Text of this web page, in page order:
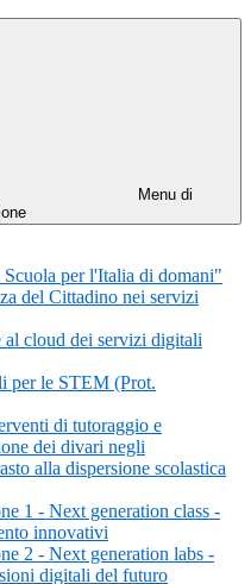
Menu di
per l'Italia di domani"
del Cittadino nei servizi
cloud dei servizi digitali
per le STEM (Prot.
di tutoraggio e
dei divari negli
alla dispersione scolastica
1 - Next generation class -
innovativi
2 - Next generation labs -
digitali del futuro